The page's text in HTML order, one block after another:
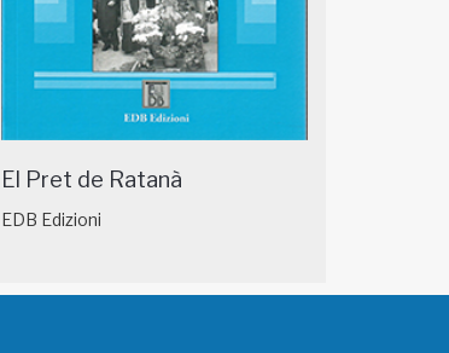
El Pret de Ratanà
EDB Edizioni